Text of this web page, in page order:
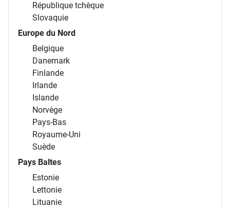
République tchèque
Slovaquie
Europe du Nord
Belgique
Danemark
Finlande
Irlande
Islande
Norvège
Pays-Bas
Royaume-Uni
Suède
Pays Baltes
Estonie
Lettonie
Lituanie